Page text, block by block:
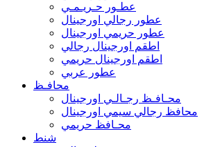
عطـور حـريـمـي
عطور رجالي اورجينال
عطور حريمي اورجينال
اطقم اورجينال رجالي
اطقم اورجينال حريمي
عطور عربي
محافـظ
محـافـظ رجـالـي اورجينال
محافظ رجالي سيمي اورجينال
محـافظ حريمي
شنط